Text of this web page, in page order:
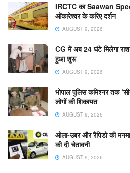
IRCTC का Saawan
ओंकारेश्वर के करिए दर्शन
AUGUST 9, 2026
CG में अब 24 घंटे मिलेगा
हुआ शुरू
AUGUST 9, 2026
भोपाल पुलिस कमिश्नर तक
लोगों की शिकायत
AUGUST 9, 2026
ओला-उबर और रैपिडो की
की दी चेतावनी
AUGUST 9, 2026